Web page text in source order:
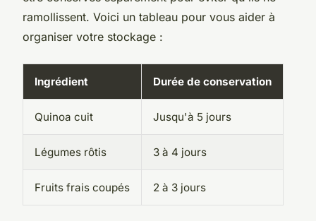
ramollissent. Voici un tableau pour vous aider à
organiser votre stockage :
Ingrédient Durée de conservation
Quinoa cuit Jusqu'à 5 jours
Légumes rôtis 3 à 4 jours
Fruits frais coupés 2 à 3 jours